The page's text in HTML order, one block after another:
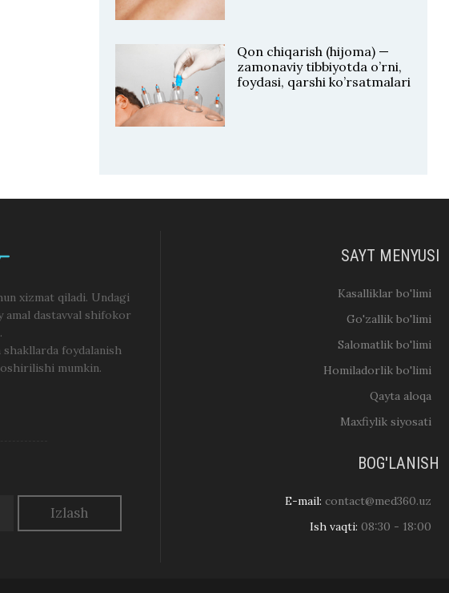
Qon chiqarish (hijoma) —
zamonaviy tibbiyotda o’rni,
foydasi, qarshi ko’rsatmalari
xizmat qiladi. Undagi
dastavval shifokor
foydalanish
mumkin.
SAYT MENYUSI
Kasalliklar bo'limi
Go'zallik bo'limi
Salomatlik bo'limi
Homiladorlik bo'limi
Qayta aloqa
Maxfiylik siyosati
BOG'LANISH
E-mail: contact@med360.uz
Ish vaqti: 08:30 - 18:00